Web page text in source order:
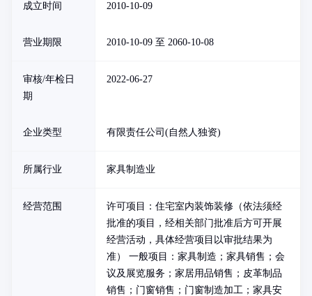
成立时间 2010-10-09
营业期限 2010-10-09 至 2060-10-08
审核/年检日
期
2022-06-27
企业类型 有限责任公司(自然人独资)
所属行业 家具制造业
经营范围
许可项目：住宅室内装饰装修（依法须经
批准的项目，经相关部门批准后方可开展
经营活动，具体经营项目以审批结果为
准） 一般项目：家具制造；家具销售；会
议及展览服务；家居用品销售；皮革制品
销售；门窗销售；门窗制造加工；家具安